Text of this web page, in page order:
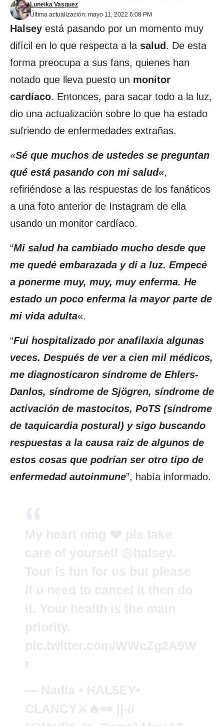
Última actualización: mayo 11, 2022 6:08 PM
Luneika Vasquez
Halsey está pasando por un momento muy
difícil en lo que respecta a la salud . De esta
forma preocupa a sus fans, quienes han
notado que lleva puesto un monitor
cardíaco. Entonces, para sacar todo a la luz,
dio una actualización sobre lo que ha estado
sufriendo de enfermedades extrañas.
«Sé que muchos de ustedes se preguntan
qué está pasando con mi salud«,
refiriéndose a las respuestas de los fanáticos
a una foto anterior de Instagram de ella
usando un monitor cardíaco.
“Mi salud ha cambiado mucho desde que
me quedé embarazada y di a luz. Empecé
a ponerme muy, muy, muy enferma. He
estado un poco enferma la mayor parte de
mi vida adulta«.
“Fui hospitalizado por anafilaxia algunas
veces. Después de ver a cien mil médicos,
me diagnosticaron síndrome de Ehlers-
Danlos, síndrome de Sjögren, síndrome de
activación de mastocitos, PoTS (síndrome
de taquicardia postural) y sigo buscando
respuestas a la causa raíz de algunos de
estos cosas que podrían ser otro tipo de
enfermedad autoinmune”, había informado.